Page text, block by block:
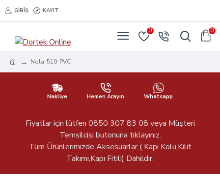
GIRIŞ KAYIT
0 0
Nola-510-PVC
Nakliye Hemen Arayın Whatsapp
Fiyatlar için lütfen 0850 307 83 08 veya Müşteri
Temsilcisi butonuna tıklayınız.
Tüm Ürünlerimizde Aksesuarlar ( Kapı Kolu,Kilit
Takımı,Kapı Fitili) Dahildir.